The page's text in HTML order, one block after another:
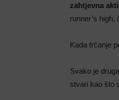
zahtjevna
runner’s
Kada trčanje
Svako je
stvari kao što